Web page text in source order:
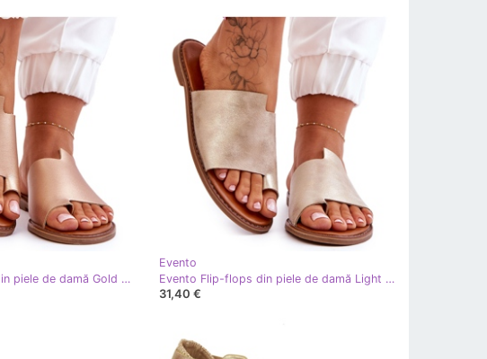
Evento Flip Flops din piele de damă Gold Amite de aur
Evento
Evento Flip-flops din piele de damă Light Gold Amite de aur
31,40 €